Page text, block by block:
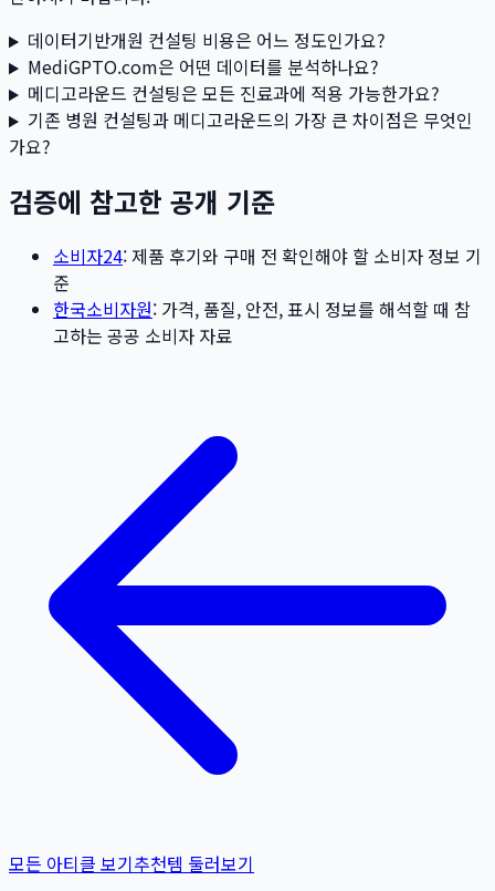
데이터기반개원 컨설팅 비용은 어느 정도인가요?
MediGPTO.com은 어떤 데이터를 분석하나요?
메디고라운드 컨설팅은 모든 진료과에 적용 가능한가요?
기존 병원 컨설팅과 메디고라운드의 가장 큰 차이점은 무엇인
가요?
검증에 참고한 공개 기준
소비자24: 제품 후기와 구매 전 확인해야 할 소비자 정보 기
준
한국소비자원: 가격, 품질, 안전, 표시 정보를 해석할 때 참
고하는 공공 소비자 자료
모든 아티클 보기추천템 둘러보기